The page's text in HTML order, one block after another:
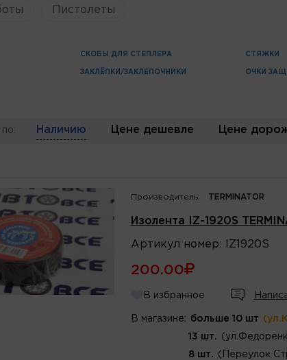
Пистолеты
СКОБЫ ДЛЯ СТЕПЛЕРА
ЗАКЛЁПКИ/ЗАКЛЕПОЧНИКИ
СТЯЖКИ
ОЧКИ
Наличию Цене дешевле Цене
Производитель: TERMINATOR
Изолента IZ-1920S
Артикул номер : IZ1920S
200.00
В избранное
В магазине: больше 10 шт
13 шт.
8 шт. (Переулок